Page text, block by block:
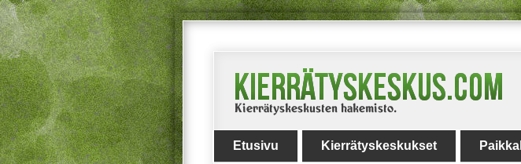
Etusivu Kierrätyskeskukset